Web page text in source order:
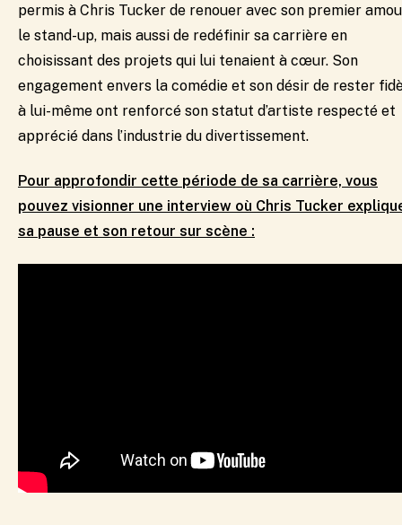
permis à Chris Tucker de renouer avec son premier
le stand-up, mais aussi de redéfinir sa carrière en
choisissant des projets qui lui tenaient à cœur. Son
engagement envers la comédie et son désir de rester
à lui-même ont renforcé son statut d’artiste respecté et
apprécié dans l’industrie du divertissement.​
Pour approfondir cette période de sa carrière, vous
pouvez visionner une interview où Chris Tucker
sa pause et son retour sur scène :​